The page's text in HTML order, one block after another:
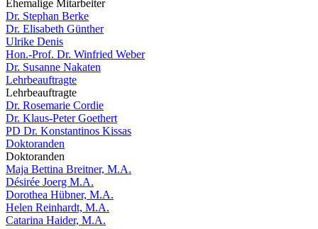
Ehemalige Mitarbeiter
Dr. Stephan Berke
Dr. Elisabeth Günther
Ulrike Denis
Hon.-Prof. Dr. Winfried Weber
Dr. Susanne Nakaten
Lehrbeauftragte
Lehrbeauftragte
Dr. Rosemarie Cordie
Dr. Klaus-Peter Goethert
PD Dr. Konstantinos Kissas
Doktoranden
Doktoranden
Maja Bettina Breitner, M.A.
Désirée Joerg M.A.
Dorothea Hübner, M.A.
Helen Reinhardt, M.A.
Catarina Haider, M.A.